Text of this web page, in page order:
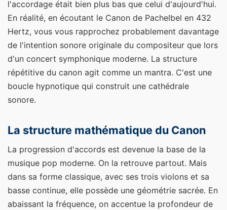
l'accordage était bien plus bas que celui d'aujourd'hui.
En réalité, en écoutant le Canon de Pachelbel en 432
Hertz, vous vous rapprochez probablement davantage
de l'intention sonore originale du compositeur que lors
d'un concert symphonique moderne. La structure
répétitive du canon agit comme un mantra. C'est une
boucle hypnotique qui construit une cathédrale
sonore.
La structure mathématique du Canon
La progression d'accords est devenue la base de la
musique pop moderne. On la retrouve partout. Mais
dans sa forme classique, avec ses trois violons et sa
basse continue, elle possède une géométrie sacrée. En
abaissant la fréquence, on accentue la profondeur de